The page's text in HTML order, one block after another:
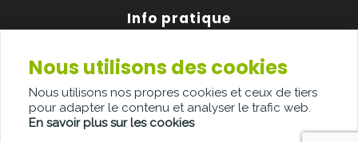
Info pratique
Qui sommes-nous?
Publicité
Contact
Nous utilisons des cookies
Nous utilisons nos propres cookies et ceux de tiers
pour adapter le contenu et analyser le trafic web.
En savoir plus sur les cookies